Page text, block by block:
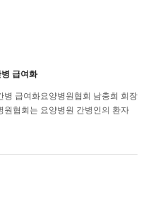
급여화
병 급여화요양병원협회 남충희 회장
원협회는 요양병원 간병인의 환자